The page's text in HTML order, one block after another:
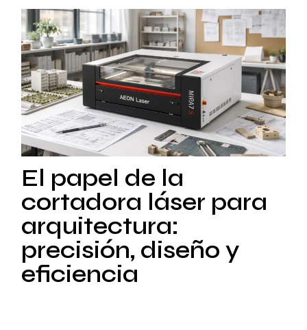
El papel de la
cortadora láser para
arquitectura:
precisión, diseño y
eficiencia